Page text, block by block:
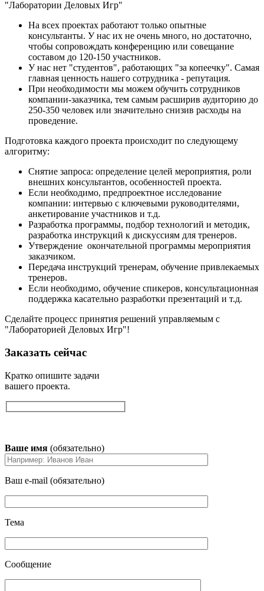
"Лаборатории Деловых Игр"
На всех проектах работают только опытные
консультанты. У нас их не очень много, но достаточно,
чтобы сопровождать конференцию или совещание
составом до 120-150 участников.
У нас нет "студентов", работающих "за копеечку". Самая
главная ценность нашего сотрудника - репутация.
При необходимости мы можем обучить сотрудников
компании-заказчика, тем самым расширив аудиторию до
250-350 человек или значительно снизив расходы на
проведение.
Подготовка каждого проекта происходит по следующему
алгоритму:
Снятие запроса: определение целей мероприятия, роли
внешних консультантов, особенностей проекта.
Если необходимо, предпроектное исследование
компании: интервью с ключевыми руководителями,
анкетирование участников и т.д.
Разработка программы, подбор технологий и методик,
разработка инструкций к дискуссиям для тренеров.
Утверждение окончательной программы мероприятия
заказчиком.
Передача инструкций тренерам, обучение привлекаемых
тренеров.
Если необходимо, обучение спикеров, консультационная
поддержка касательно разработки презентаций и т.д.
Сделайте процесс принятия решений управляемым с
"Лабораторией Деловых Игр"!
Заказать сейчас
Кратко опишите задачи
вашего проекта.
Ваше имя (обязательно)
Ваш e-mail (обязательно)
Тема
Сообщение